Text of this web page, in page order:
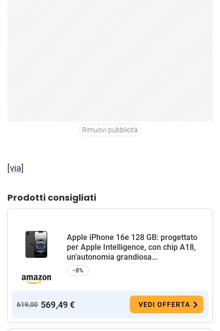
Rimuovi pubblicità
[via]
Prodotti consigliati
Apple iPhone 16e 128 GB: progettato
per Apple Intelligence, con chip A18,
un’autonomia grandiosa...
−8%
619,00 569,49 € VEDI OFFERTA